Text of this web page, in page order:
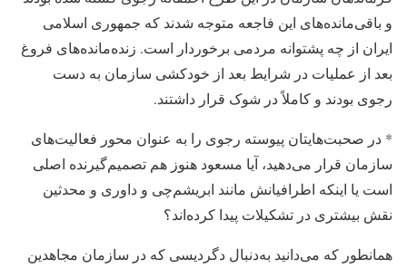
و باقی‌مانده‌های این فاجعه متوجه شدند که جمهوری اسلامی
ایران از چه پشتوانه مردمی برخوردار است. زنده‌مانده‌های فروغ
بعد از عملیات در شرایط بعد از خودکشی سازمان به‌ دست
رجوی بودند و کاملاً در شوک قرار داشتند.
* در صحبت‌هایتان پیوسته رجوی را به عنوان محور فعالیت‌های
سازمان قرار می‌دهید، آیا مسعود هنوز هم تصمیم‌گیرنده اصلی
است یا اینکه اطرافیانش مانند ابریشم‌چی و داوری و محدثین
نقش بیشتری در تشکیلات پیدا کرده‌اند؟
همانطور که می‌دانید به‌دنبال دگردیسی که در سازمان مجاهدین